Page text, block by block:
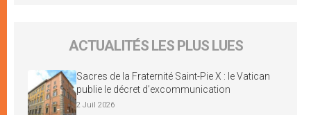
ACTUALITÉS LES PLUS LUES
Sacres de la Fraternité Saint-Pie X : le Vatican
publie le décret d’excommunication
2 Juil 2026